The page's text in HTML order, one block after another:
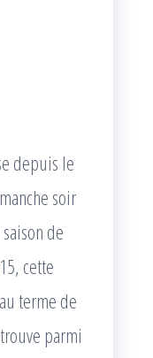
depuis le
soir
de
cette
terme de
parmi